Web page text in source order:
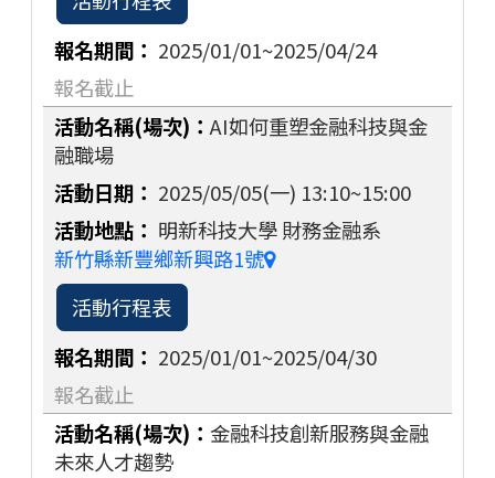
2025/01/01~2025/04/24
報名截止
AI如何重塑金融科技與金
融職場
2025/05/05(一) 13:10~15:00
明新科技大學 財務金融系
新竹縣新豐鄉新興路1號
活動行程表
2025/01/01~2025/04/30
報名截止
金融科技創新服務與金融
未來人才趨勢